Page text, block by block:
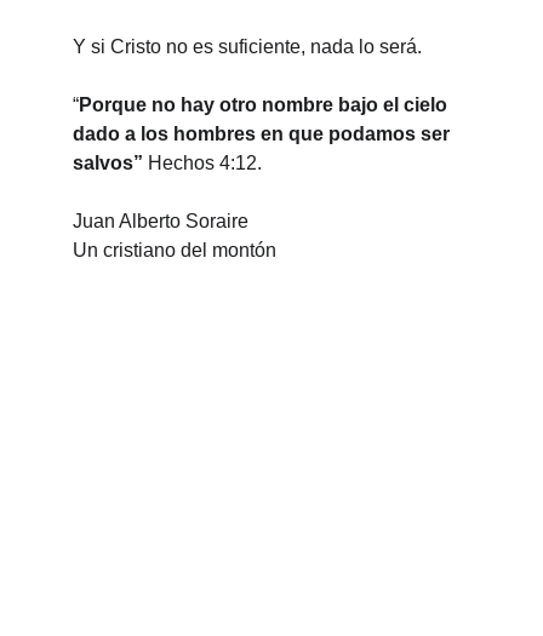
Y si Cristo no es suficiente, nada lo será.
“Porque no hay otro nombre bajo el cielo
dado a los hombres en que podamos ser
salvos” Hechos 4:12.
Juan Alberto Soraire
Un cristiano del montón